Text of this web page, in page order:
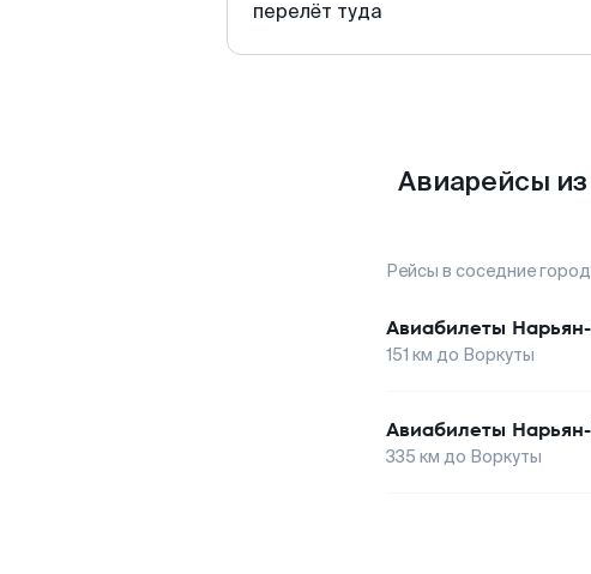
перелёт туда
Авиарейсы
Рейсы в соседние
Авиабилеты
151 км до Воркуты
Авиабилеты
335 км до Воркуты